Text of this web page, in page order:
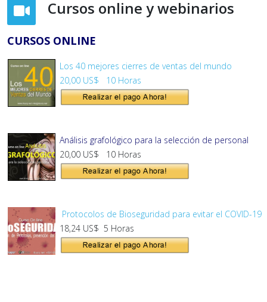
Cursos online y webinarios
CURSOS ONLINE
Los 40 mejores cierres de ventas del mundo
20,00 US$ 10 Horas
Análisis grafológico para la selección de personal
20,00 US$ 10 Horas
Protocolos de Bioseguridad para evitar el COVID-19
18,24 US$ 5 Horas